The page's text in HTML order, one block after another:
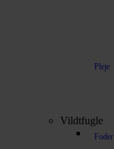
Pleje
Vildtfugle
Foder